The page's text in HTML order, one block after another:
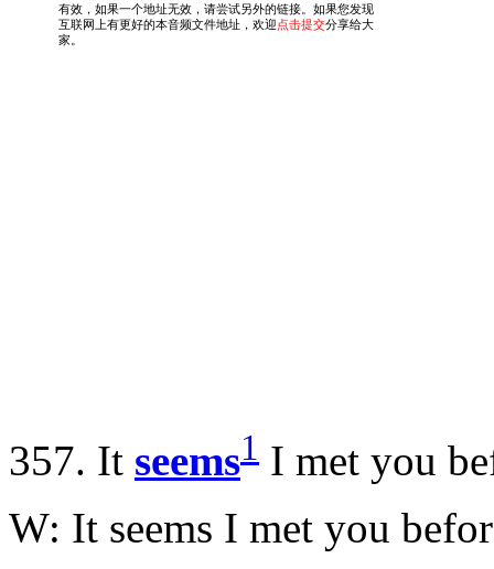
357. It seems1 I met you
W: It seems I met you